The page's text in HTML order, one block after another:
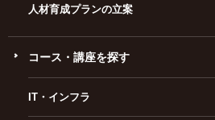
人材育成プランの立案
コース・講座を探す
IT・インフラ